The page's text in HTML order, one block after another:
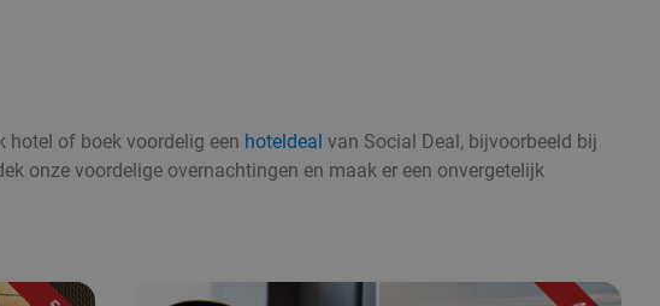
hotel of boek voordelig een hoteldeal van Social Deal, bijvoorbeeld bij
onze voordelige overnachtingen en maak er een onvergetelijk